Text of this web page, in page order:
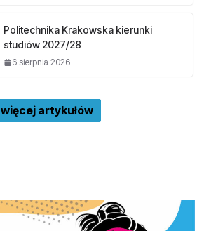
Politechnika Krakowska kierunki
studiów 2027/28
6 sierpnia 2026
więcej artykułów